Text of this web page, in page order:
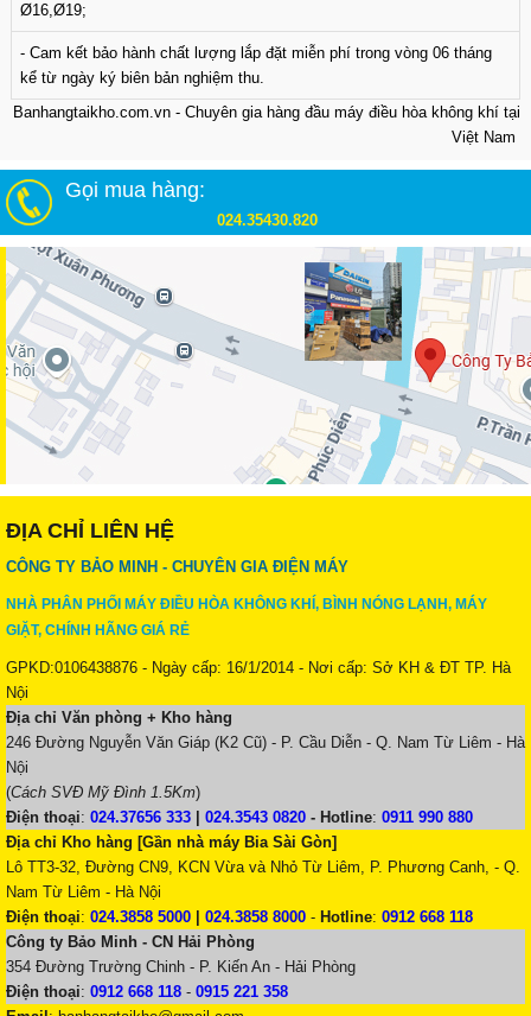
Ø16,Ø19;
- Cam kết bảo hành chất lượng lắp đặt miễn phí trong vòng 06 tháng
kể từ ngày ký biên bản nghiệm thu.
Banhangtaikho.com.vn - Chuyên gia hàng đầu máy điều hòa không khí tại
Việt Nam
Gọi mua hàng:
024.35430.820
ĐỊA CHỈ LIÊN HỆ
CÔNG TY BẢO MINH - CHUYÊN GIA ĐIỆN MÁY
NHÀ PHÂN PHỐI MÁY ĐIỀU HÒA KHÔNG KHÍ, BÌNH NÓNG LẠNH, MÁY
GIẶT, CHÍNH HÃNG GIÁ RẺ
GPKD:0106438876 - Ngày cấp: 16/1/2014 - Nơi cấp: Sở KH & ĐT TP. Hà
Nội
Địa chỉ Văn phòng + Kho hàng
246 Đường Nguyễn Văn Giáp (K2 Cũ) - P. Cầu Diễn - Q. Nam Từ Liêm - Hà
Nội
(Cách SVĐ Mỹ Đình 1.5Km)
Điện thoại: 024.37656 333 024.3543 0820 - Hotline: 0911 990 880
Địa chỉ Kho hàng [Gần nhà máy Bia Sài Gòn]
Lô TT3-32, Đường CN9, KCN Vừa và Nhỏ Từ Liêm, P. Phương Canh, - Q.
Nam Từ Liêm - Hà Nội
Điện thoại: 024.3858 5000 024.3858 8000 - Hotline: 0912 668 118
Công ty Bảo Minh - CN Hải Phòng
354 Đường Trường Chinh - P. Kiến An - Hải Phòng
Điện thoại: 0912 668 118 - 0915 221 358